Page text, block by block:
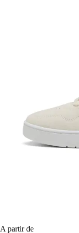
A partir de